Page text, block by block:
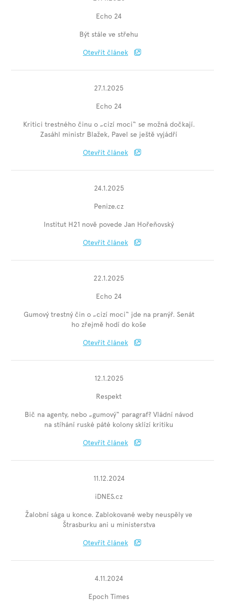
Echo 24
Být stále ve střehu
Otevřít článek
27.1.2025
Echo 24
Kritici trestného činu o „cizí moci“ se možná dočkají.
Zasáhl ministr Blažek, Pavel se ještě vyjádří
Otevřít článek
24.1.2025
Penize.cz
Institut H21 nově povede Jan Hořeňovský
Otevřít článek
22.1.2025
Echo 24
Gumový trestný čin o „cizí moci“ jde na pranýř. Senát
ho zřejmě hodí do koše
Otevřít článek
12.1.2025
Respekt
Bič na agenty, nebo „gumový“ paragraf? Vládní návod
na stíhání ruské páté kolony sklízí kritiku
Otevřít článek
11.12.2024
iDNES.cz
Žalobní sága u konce. Zablokované weby neuspěly ve
Štrasburku ani u ministerstva
Otevřít článek
4.11.2024
Epoch Times